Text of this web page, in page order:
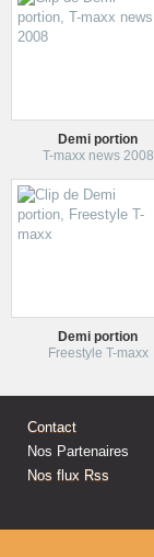
Demi portion
T-maxx news 2008
Demi portion
Freestyle T-maxx
Contact
Nos Partenaires
Nos flux Rss